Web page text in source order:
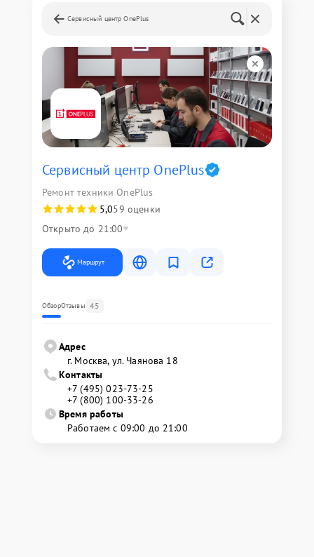
Сервисный центр OnePlus
Сервисный центр OnePlus
Ремонт техники OnePlus
5,059 оценки
Открыто до 21:00
Маршрут
ОбзорОтзывы 45
Адрес
г. Москва, ул. Чаянова 18
Контакты
+7 (495) 023-73-25
+7 (800) 100-33-26
Время работы
Работаем с 09:00 до 21:00